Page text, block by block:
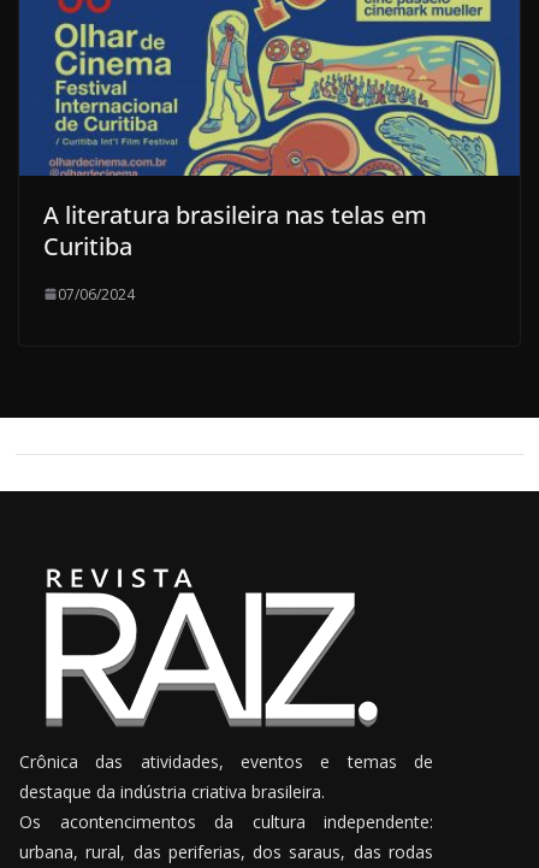
A literatura brasileira nas telas em
Curitiba
07/06/2024
Crônica das atividades, eventos e temas de
destaque da indústria criativa brasileira.
Os acontencimentos da cultura independente:
urbana, rural, das periferias, dos saraus, das rodas